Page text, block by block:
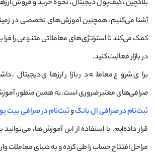
بلاکچین، کیف‌پول دیجیتال، نحوه خرید و فروش
آشنا می‌کنیم. همچنین آموزش‌های تخصصی در
کمک می‌کند تا استراتژی‌های معاملاتی متنوعی را
در بازار فعالیت کنید.
برای شروع معامله در بازار ارزهای دیجیتال،
صرافی‌های معتبر ضروری است. به همین منظور،
ثبت‌نام در صرافی ال بانکوثبت‌نام در صرافی بیت
قرار داده‌ایم. با استفاده از این آموزش‌ها،
مراحل افتتاح حساب را طی کرده و به دنیای معاملات